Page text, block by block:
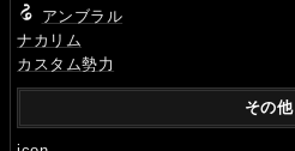
アンブラル
ナカリム
カスタム勢力
その他